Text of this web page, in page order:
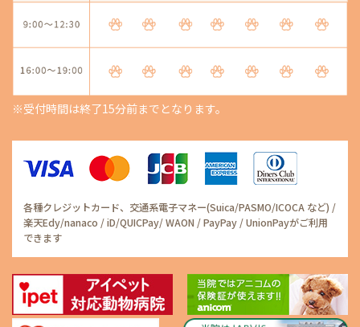
※受付時間は終了15分前までとなります。
各種クレジットカード、交通系電子マネー(Suica/PASMO/ICOCA など) /
楽天Edy/nanaco / iD/QUICPay/ WAON / PayPay / UnionPayがご利用
できます